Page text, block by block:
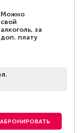
Можно
свой
алкоголь, за
доп. плату